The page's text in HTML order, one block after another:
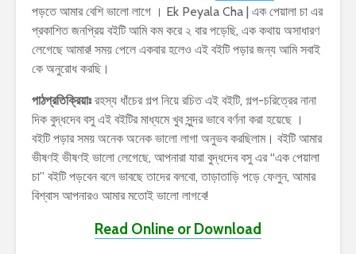
পড়তে আমার বেশি ভালো লাগে । Ek Peyala Cha | এক পেয়ালা চা এর
প্রকাশিত জনপ্রিয় বইটি আমি কম করে ২ বার পড়েছি, এক কথায় অসাধারণ
লেগেছে আমার! সময় পেলে একবার হলেও এই বইটি পড়ার জন্য আমি সবাই
কে অনুরোধ করছি।
পাঠপ্রতিক্রিয়াঃরহস্য ধাঁচের গল্প নিয়ে রচিত এই বইটি, গল্প-চরিত্রের নানা
দিক বুদ্ধদেব বসু এই বইটির মাধ্যমে খুব সুন্দর ভাবে বর্ণনা করা হয়েছে ।
বইটি পড়ার সময় অনেক অনেক ভালো লাগা অনুভব করছিলাম। বইটি আমার
ভীষণই ভীষণই ভালো লেগেছে, আপনারা যারা বুদ্ধদেব বসু এর “এক পেয়ালা
চা” বইটি পড়বেন বলে ভাবছে তাদের বলবো, তাড়াতাড়ি পড়ে ফেলুন, আমার
বিশ্বাস আপনারও আমার মতোই ভালো লাগবে!
Read Online or Download